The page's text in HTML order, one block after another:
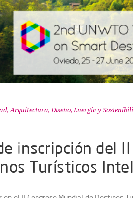
,Arquitectura, Diseño,Energía y
inscripción del II
Turísticos